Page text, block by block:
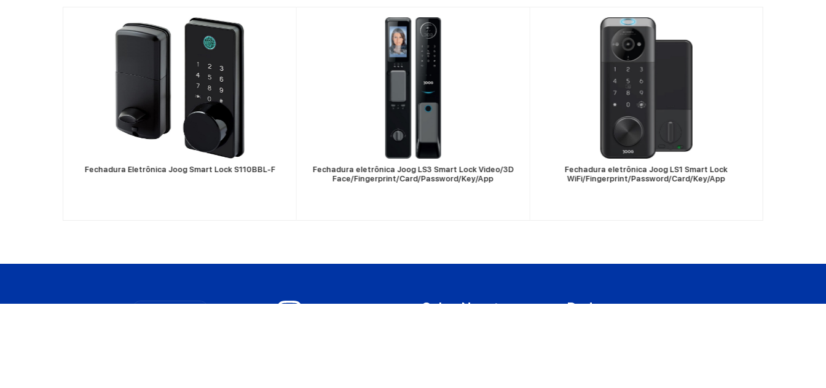
Fechadura Eletrônica Joog Smart Lock S110BBL-F
VER MÁS
Fechadura eletrônica Joog LS3 Smart Lock Video/3D
Face/Fingerprint/Card/Password/Key/App
VER MÁS
Fechadura eletrônica Joog LS1 Smart Lock
WiFi/Fingerprint/Password/Card/Key/App
Dudas
Sobre Nosotros